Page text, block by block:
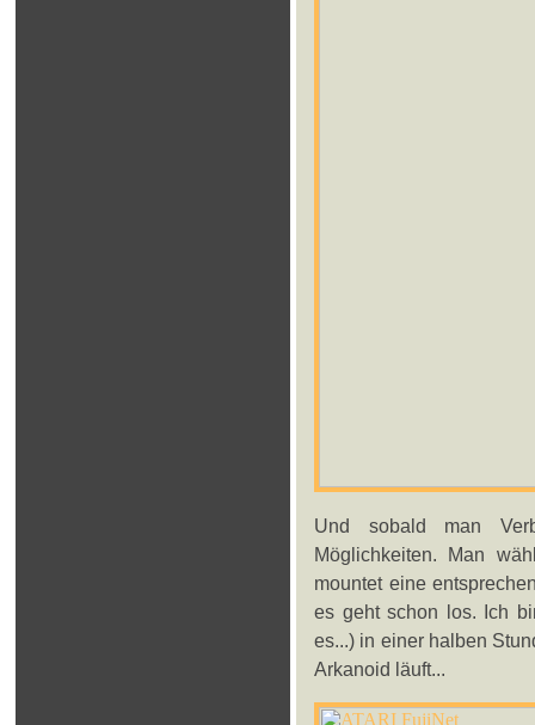
Und sobald man
Möglichkeiten. Man
mountet eine
es geht schon los. Ich
es...) in einer halben
Arkanoid läuft...